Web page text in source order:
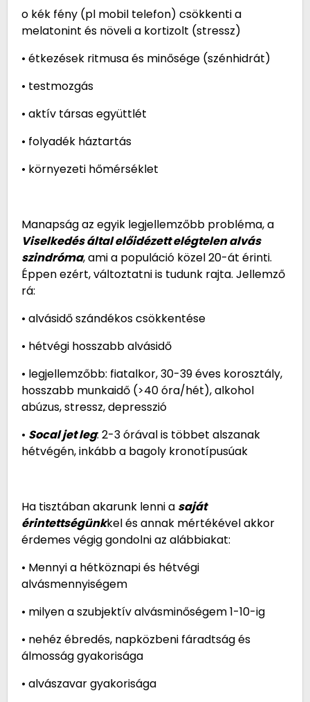
o kék fény (pl mobil telefon) csökkenti a
melatonint és növeli a kortizolt (stressz)
• étkezések ritmusa és minősége (szénhidrát)
• testmozgás
• aktív társas együttlét
• folyadék háztartás
• környezeti hőmérséklet
Manapság az egyik legjellemzőbb probléma, a
Viselkedés által előidézett elégtelen alvás
szindróma, ami a populáció közel 20-át érinti.
Éppen ezért, változtatni is tudunk rajta. Jellemző
rá:
• alvásidő szándékos csökkentése
• hétvégi hosszabb alvásidő
• legjellemzőbb: fiatalkor, 30-39 éves korosztály,
hosszabb munkaidő (>40 óra/hét), alkohol
abúzus, stressz, depresszió
• Socal jet leg: 2-3 órával is többet alszanak
hétvégén, inkább a bagoly kronotípusúak
Ha tisztában akarunk lenni a saját
érintettségünkkel és annak mértékével akkor
érdemes végig gondolni az alábbiakat:
• Mennyi a hétköznapi és hétvégi
alvásmennyiségem
• milyen a szubjektív alvásminőségem 1-10-ig
• nehéz ébredés, napközbeni fáradtság és
álmosság gyakorisága
• alvászavar gyakorisága